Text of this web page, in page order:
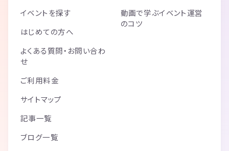
イベントを探す
はじめての方へ
よくある質問・お問い合わ
せ
ご利用料金
サイトマップ
記事一覧
ブログ一覧
動画で学ぶイベント運営
のコツ